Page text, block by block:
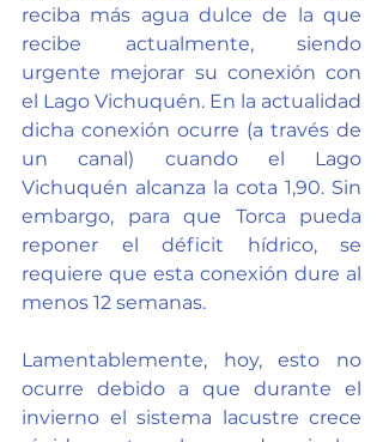
reciba más agua dulce de la que
recibe actualmente, siendo
urgente mejorar su conexión con
el Lago Vichuquén. En la actualidad
dicha conexión ocurre (a través de
un canal) cuando el Lago
Vichuquén alcanza la cota 1,90. Sin
embargo, para que Torca pueda
reponer el déficit hídrico, se
requiere que esta conexión dure al
menos 12 semanas.
Lamentablemente, hoy, esto no
ocurre debido a que durante el
invierno el sistema lacustre crece